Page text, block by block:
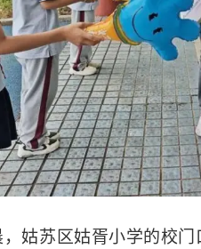
姑苏区姑胥小学的校